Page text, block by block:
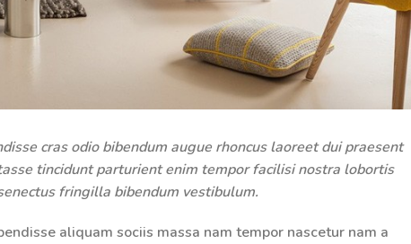
cras odio bibendum augue rhoncus laoreet dui praesent
tincidunt parturient enim tempor facilisi nostra lobortis
fringilla bibendum vestibulum.
aliquam sociis massa nam tempor nascetur nam a